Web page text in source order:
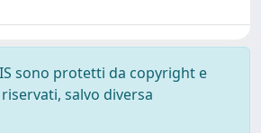
sono protetti da copyright e
salvo diversa